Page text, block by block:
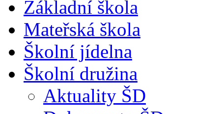
Základní škola
Mateřská škola
Školní jídelna
Školní družina
Aktuality ŠD